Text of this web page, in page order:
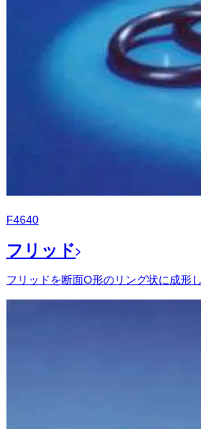
F4640
フリッド
フリッドを断面O形のリング状に成形